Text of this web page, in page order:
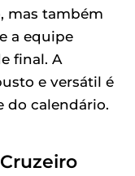
mas também
a equipe
final. A
e versátil é
do calendário.